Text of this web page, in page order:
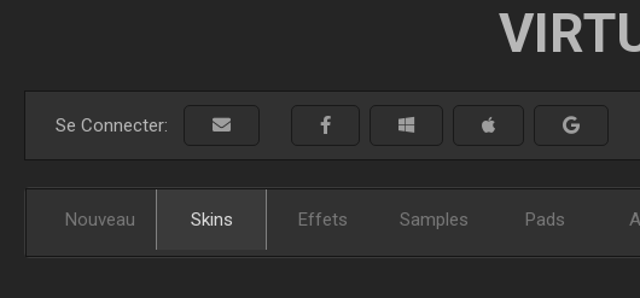
Se Connecter:
Nouveau Skins Effets Samples Pads